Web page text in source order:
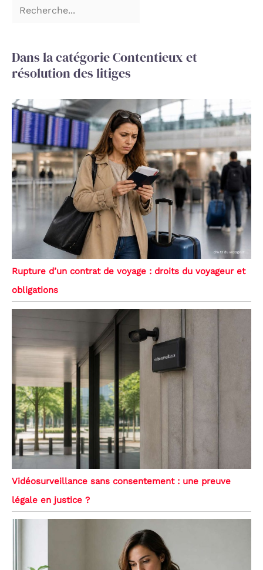
Dans la catégorie Contentieux et
résolution des litiges
Rupture d’un contrat de voyage : droits du voyageur et
obligations
Vidéosurveillance sans consentement : une preuve
légale en justice ?